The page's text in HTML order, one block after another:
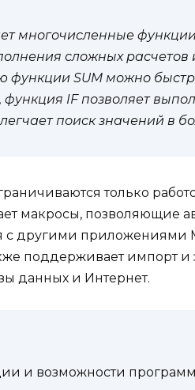
многочисленные
сложных расчетов
SUM можно
IF позволяет
поиск значений в
только
макросы, позволяющие
с другими приложениями
поддерживает импорт и
данных и Интернет.
и возможности